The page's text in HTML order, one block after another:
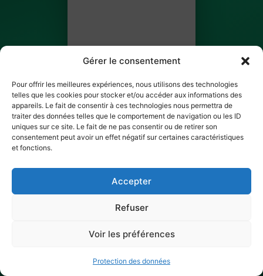
Gérer le consentement
Pour offrir les meilleures expériences, nous utilisons des technologies
telles que les cookies pour stocker et/ou accéder aux informations des
appareils. Le fait de consentir à ces technologies nous permettra de
traiter des données telles que le comportement de navigation ou les ID
uniques sur ce site. Le fait de ne pas consentir ou de retirer son
consentement peut avoir un effet négatif sur certaines caractéristiques
et fonctions.
Accepter
Refuser
Voir les préférences
Protection des données
Fatou Dosso
BILLET 2 SUR 5